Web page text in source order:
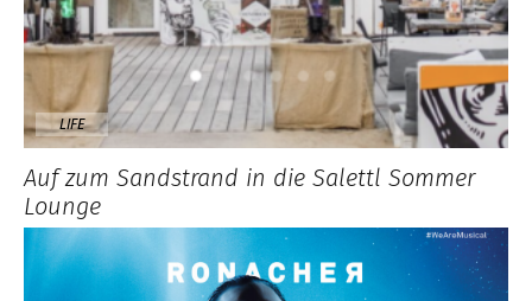
LIFE
Auf zum Sandstrand in die Salettl Sommer
Lounge